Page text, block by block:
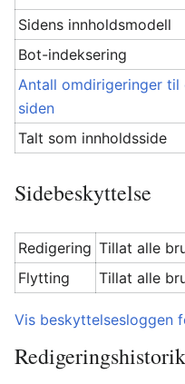
Sidens innholdsmodell
Bot-indeksering
Antall omdirigeringer til
siden
Talt som innholdsside
Sidebeskyttelse
Redigering Tillat alle
Flytting
Tillat alle
Vis beskyttelsesloggen